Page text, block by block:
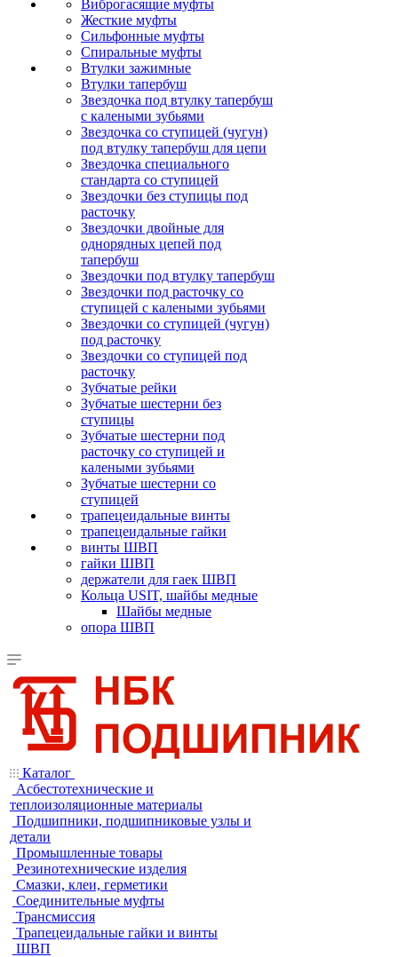
Виброгасящие муфты
Жесткие муфты
Сильфонные муфты
Спиральные муфты
Втулки зажимные
Втулки тапербуш
Звездочка под втулку тапербуш
c калеными зубьями
Звездочка со ступицей (чугун)
под втулку тапербуш для цепи
Звездочка специального
стандарта со ступицей
Звездочки без ступицы под
расточку
Звездочки двойные для
однорядных цепей под
тапербуш
Звездочки под втулку тапербуш
Звездочки под расточку со
ступицей с калеными зубьями
Звездочки со ступицей (чугун)
под расточку
Звездочки со ступицей под
расточку
Зубчатые рейки
Зубчатые шестерни без
ступицы
Зубчатые шестерни под
расточку со ступицей и
калеными зубьями
Зубчатые шестерни со
ступицей
трапецеидальные винты
трапецеидальные гайки
винты ШВП
гайки ШВП
держатели для гаек ШВП
Кольца USIT, шайбы медные
Шайбы медные
опора ШВП
Каталог
Асбестотехнические и
теплоизоляционные материалы
Подшипники, подшипниковые узлы и
детали
Промышленные товары
Резинотехнические изделия
Смазки, клеи, герметики
Соединительные муфты
Трансмиссия
Трапецеидальные гайки и винты
ШВП